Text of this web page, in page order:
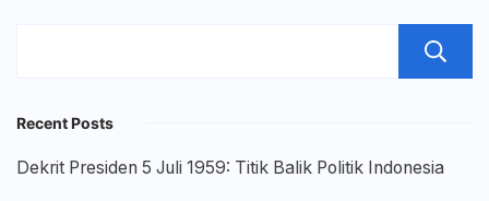
Recent Posts
Dekrit Presiden 5 Juli 1959: Titik Balik Politik Indonesia